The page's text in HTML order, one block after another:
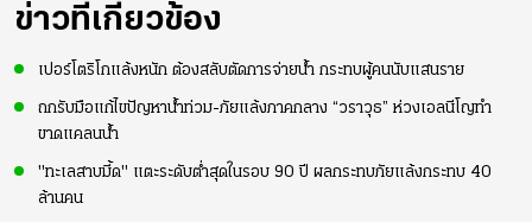
ข่าวที่เกี่ยวข้อง
เปอร์โตริโกแล้งหนัก ต้องสลับตัดการจ่ายน้ำ กระทบผู้คนนับแสนราย
ถกรับมือแก้ไขปัญหาน้ำท่วม-ภัยแล้งภาคกลาง “วราวุธ” ห่วงเอลนีโญทำ
ขาดแคลนน้ำ
"ทะเลสาบมี้ด" แตะระดับต่ำสุดในรอบ 90 ปี ผลกระทบภัยแล้งกระทบ 40
ล้านคน